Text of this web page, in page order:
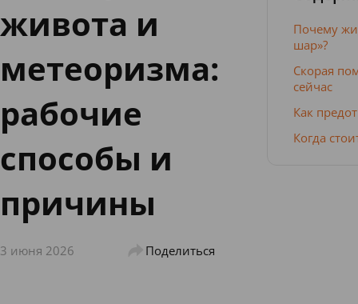
живота и
метеоризма:
рабочие
способы и
причины
3 июня 2026 Поделиться
Почему
шар»?
Скорая
сейчас
Как
Когда